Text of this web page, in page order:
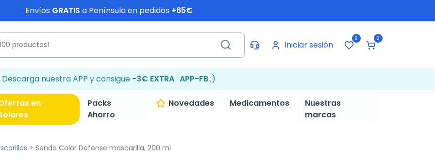
Envíos GRATIS a Península en pedidos +65€
Iniciar sesión
0 0
Descarga nuestra APP y consigue -3€ EXTRA: APP-FB;)
en
Packs
Ahorro
Novedades Medicamentos
Nuestras
marcas
Sendo Color Defense mascarilla, 200 ml